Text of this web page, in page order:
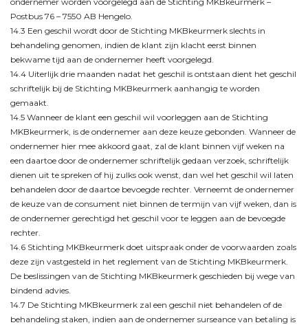
Postbus 76 – 7550 AB Hengelo.
14.3 Een geschil wordt door de Stichting MKBkeurmerk slechts in
behandeling genomen, indien de klant zijn klacht eerst binnen
bekwame tijd aan de ondernemer heeft voorgelegd.
14.4 Uiterlijk drie maanden nadat het geschil is ontstaan dient het geschil
schriftelijk bij de Stichting MKBkeurmerk aanhangig te worden
gemaakt.
14.5 Wanneer de klant een geschil wil voorleggen aan de Stichting
MKBkeurmerk, is de ondernemer aan deze keuze gebonden. Wanneer de
ondernemer hier mee akkoord gaat, zal de klant binnen vijf weken na
een daartoe door de ondernemer schriftelijk gedaan verzoek, schriftelijk
dienen uit te spreken of hij zulks ook wenst, dan wel het geschil wil laten
behandelen door de daartoe bevoegde rechter. Verneemt de ondernemer
de keuze van de consument niet binnen de termijn van vijf weken, dan is
de ondernemer gerechtigd het geschil voor te leggen aan de bevoegde
rechter.
14.6 Stichting MKBkeurmerk doet uitspraak onder de voorwaarden zoals
deze zijn vastgesteld in het reglement van de Stichting MKBkeurmerk.
De beslissingen van de Stichting MKBkeurmerk geschieden bij wege van
bindend advies.
14.7 De Stichting MKBkeurmerk zal een geschil niet behandelen of de
behandeling staken, indien aan de ondernemer surseance van betaling is